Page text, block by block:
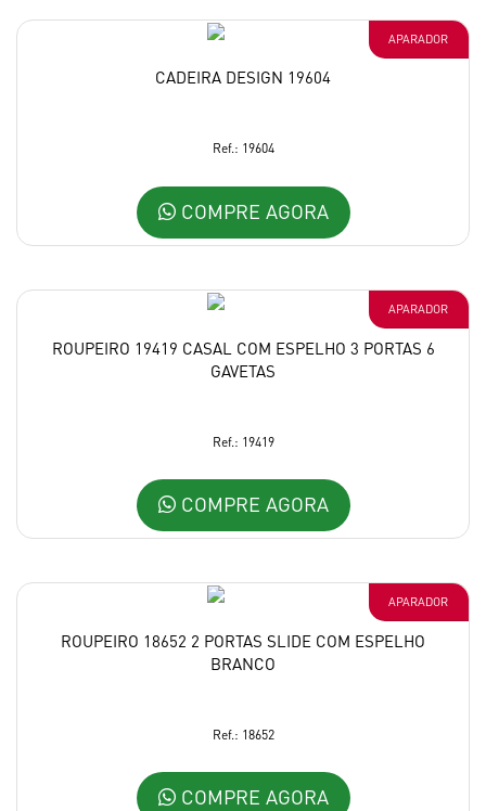
APARADOR
CADEIRA DESIGN 19604
Ref.: 19604
COMPRE AGORA
APARADOR
ROUPEIRO 19419 CASAL COM ESPELHO 3 PORTAS 6
GAVETAS
Ref.: 19419
COMPRE AGORA
APARADOR
ROUPEIRO 18652 2 PORTAS SLIDE COM ESPELHO
BRANCO
Ref.: 18652
COMPRE AGORA